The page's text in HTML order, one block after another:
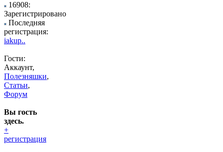
16908:
Зарегистрировано
Последняя
регистрация:
iakup..
Гости:
Аккаунт,
Полезняшки,
Статьи,
Форум
Вы гость
здесь.
+
регистрация